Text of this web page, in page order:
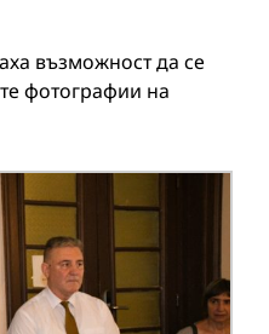
възможност да се
фотографии на